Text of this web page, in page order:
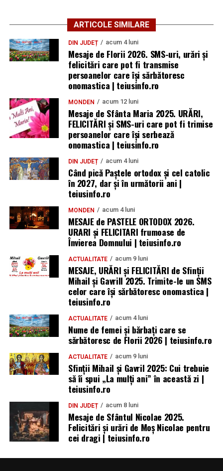
ARTICOLE SIMILARE
DIN JUDEȚ acum 4 luni
Mesaje de Florii 2026. SMS-uri, urări și
felicitări care pot fi transmise
persoanelor care îşi sărbătoresc
onomastica | teiusinfo.ro
MONDEN acum 12 luni
Mesaje de Sfânta Maria 2025. URĂRI,
FELICITĂRI și SMS-uri care pot fi trimise
persoanelor care își serbează
onomastica | teiusinfo.ro
DIN JUDEȚ acum 4 luni
Când pică Paștele ortodox și cel catolic
în 2027, dar și în următorii ani |
teiusinfo.ro
MONDEN acum 4 luni
MESAJE de PASTELE ORTODOX 2026.
URARI și FELICITARI frumoase de
Învierea Domnului | teiusinfo.ro
ACTUALITATE acum 9 luni
MESAJE, URĂRI și FELICITĂRI de Sfinții
Mihail și Gavrill 2025. Trimite-le un SMS
celor care își sărbătoresc onomastica |
teiusinfo.ro
ACTUALITATE acum 4 luni
Nume de femei și bărbați care se
sărbătoresc de Florii 2026 | teiusinfo.ro
ACTUALITATE acum 9 luni
Sfinții Mihail și Gavril 2025: Cui trebuie
să îi spui „La mulţi ani” în această zi |
teiusinfo.ro
DIN JUDEȚ acum 8 luni
Mesaje de Sfântul Nicolae 2025.
Felicitări și urări de Moș Nicolae pentru
cei dragi | teiusinfo.ro